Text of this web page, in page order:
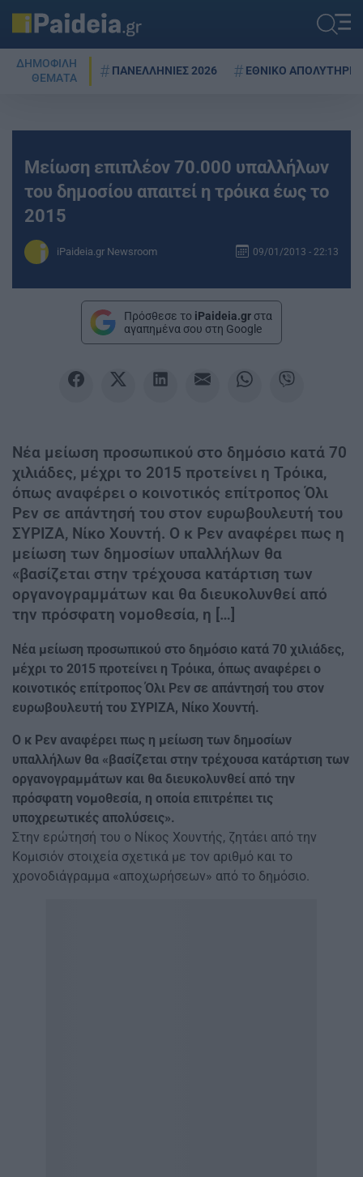
ΔΗΜΟΦΙΛΗ
ΘΕΜΑΤΑ
ΠΑΝΕΛΛΗΝΙΕΣ 2026 ΕΘΝΙΚΟ ΑΠΟΛΥΤΗΡΙΟ
Μείωση επιπλέον 70.000 υπαλλήλων
του δημοσίου απαιτεί η τρόικα έως το
2015
iPaideia.gr Newsroom 09/01/2013 - 22:13
Πρόσθεσε το iPaideia.gr στα
αγαπημένα σου στη Google
Νέα μείωση προσωπικού στο δημόσιο κατά 70
χιλιάδες, μέχρι το 2015 προτείνει η Τρόικα,
όπως αναφέρει ο κοινοτικός επίτροπος Όλι
Ρεν σε απάντησή του στον ευρωβουλευτή του
ΣΥΡΙΖΑ, Νίκο Χουντή. Ο κ Ρεν αναφέρει πως η
μείωση των δημοσίων υπαλλήλων θα
«βασίζεται στην τρέχουσα κατάρτιση των
οργανογραμμάτων και θα διευκολυνθεί από
την πρόσφατη νομοθεσία, η […]
Νέα μείωση προσωπικού στο δημόσιο κατά 70 χιλιάδες,
μέχρι το 2015 προτείνει η Τρόικα, όπως αναφέρει ο
κοινοτικός επίτροπος Όλι Ρεν σε απάντησή του στον
ευρωβουλευτή του ΣΥΡΙΖΑ, Νίκο Χουντή.
Ο κ Ρεν αναφέρει πως η μείωση των δημοσίων
υπαλλήλων θα «βασίζεται στην τρέχουσα κατάρτιση των
οργανογραμμάτων και θα διευκολυνθεί από την
πρόσφατη νομοθεσία, η οποία επιτρέπει τις
υποχρεωτικές απολύσεις».
Στην ερώτησή του ο Νίκος Χουντής, ζητάει από την
Κομισιόν στοιχεία σχετικά με τον αριθμό και το
χρονοδιάγραμμα «αποχωρήσεων» από το δημόσιο.